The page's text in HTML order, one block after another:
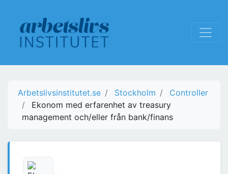
Arbetslivsinstitutet.se Stockholm
Controller
Ekonom med erfarenhet av treasury
management och/eller från bank/finans